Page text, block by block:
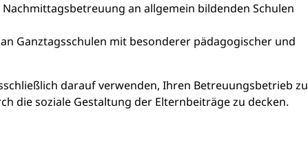
an allgemein bildenden Schulen
Ganztagsschulen mit besonderer pädagogischer und
darauf verwenden, Ihren Betreuungsbetrieb zu
die soziale Gestaltung der Elternbeiträge zu decken.